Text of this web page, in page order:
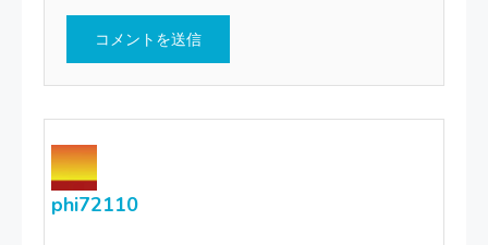
phi72110